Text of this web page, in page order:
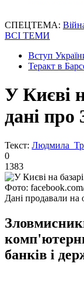
СПЕЦТЕМА:
ВСІ ТЕМИ
Вступ
Теракт в
У Києві
дані про
Текст: Людмила
0
1383
Фото:
Дані продавали на
банків і